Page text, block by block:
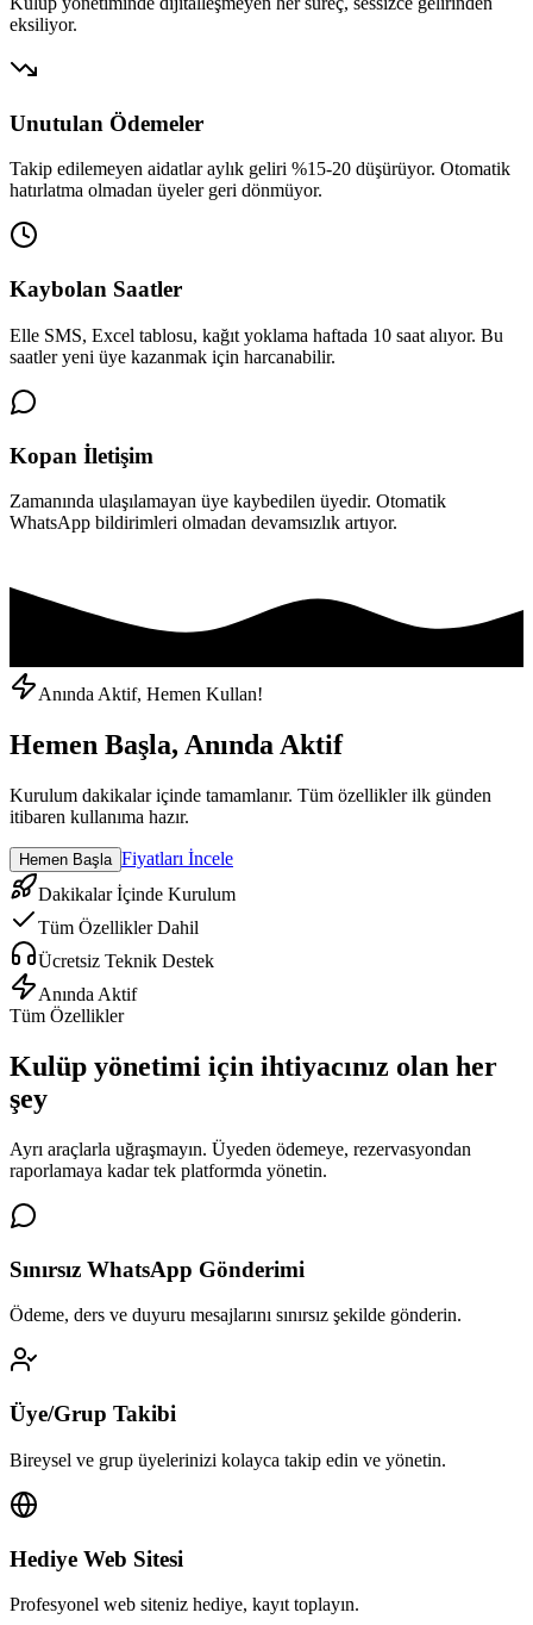
eksiliyor.
Unutulan Ödemeler
Takip edilemeyen aidatlar aylık geliri %15-20 düşürüyor. Otomatik
hatırlatma olmadan üyeler geri dönmüyor.
Kaybolan Saatler
Elle SMS, Excel tablosu, kağıt yoklama haftada 10 saat alıyor. Bu
saatler yeni üye kazanmak için harcanabilir.
Kopan İletişim
Zamanında ulaşılamayan üye kaybedilen üyedir. Otomatik
WhatsApp bildirimleri olmadan devamsızlık artıyor.
Anında Aktif, Hemen Kullan!
Hemen Başla, Anında Aktif
Kurulum dakikalar içinde tamamlanır. Tüm özellikler ilk günden
itibaren kullanıma hazır.
Hemen Başla Fiyatları İncele
Dakikalar İçinde Kurulum
Tüm Özellikler Dahil
Ücretsiz Teknik Destek
Anında Aktif
Tüm Özellikler
Kulüp yönetimi için ihtiyacınız olan her
şey
Ayrı araçlarla uğraşmayın. Üyeden ödemeye, rezervasyondan
raporlamaya kadar tek platformda yönetin.
Sınırsız WhatsApp Gönderimi
Ödeme, ders ve duyuru mesajlarını sınırsız şekilde gönderin.
Üye/Grup Takibi
Bireysel ve grup üyelerinizi kolayca takip edin ve yönetin.
Hediye Web Sitesi
Profesyonel web siteniz hediye, kayıt toplayın.